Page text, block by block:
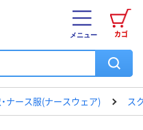
カゴ
メニュー
ナース服(ナースウェア) ス